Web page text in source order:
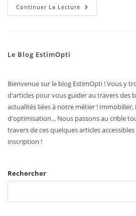
Continuer La Lecture
Le Blog EstimOpti
Bienvenue sur le blog EstimOpti ! Vous y
d'articles pour vous guider au travers des
actualités liées à notre métier !
d'optimisation... Nous passons au crible
travers de ces quelques articles
inscription !
Rechercher